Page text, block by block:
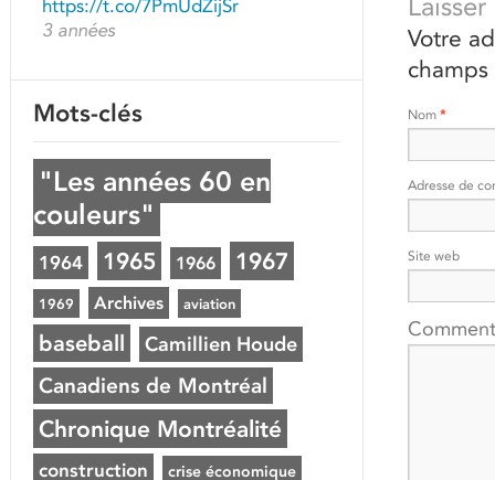
Votre
Nom *
Adresse de
Site web
https://t.co/7PmUdZijSr
3 années
Mots-clés
"Les années 60 en
couleurs"
1964 1965 1966 1967
1969 Archives aviation
baseball Camillien Houde
Canadiens de Montréal
Chronique Montréalité
construction crise économique